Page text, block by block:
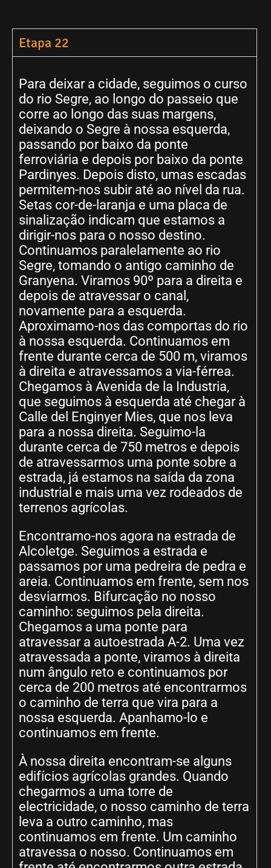
Etapa 22
Para deixar a cidade, seguimos o curso
do rio Segre, ao longo do passeio que
corre ao longo das suas margens,
deixando o Segre à nossa esquerda,
passando por baixo da ponte
ferroviária e depois por baixo da ponte
Pardinyes. Depois disto, umas escadas
permitem-nos subir até ao nível da rua.
Setas cor-de-laranja e uma placa de
sinalização indicam que estamos a
dirigir-nos para o nosso destino.
Continuamos paralelamente ao rio
Segre, tomando o antigo caminho de
Granyena. Viramos 90º para a direita e
depois de atravessar o canal,
novamente para a esquerda.
Aproximamo-nos das comportas do rio
à nossa esquerda. Continuamos em
frente durante cerca de 500 m, viramos
à direita e atravessamos a via-férrea.
Chegamos à Avenida de la Industria,
que seguimos à esquerda até chegar à
Calle del Enginyer Mies, que nos leva
para a nossa direita. Seguimo-la
durante cerca de 750 metros e depois
de atravessarmos uma ponte sobre a
estrada, já estamos na saída da zona
industrial e mais uma vez rodeados de
terrenos agrícolas.
Encontramo-nos agora na estrada de
Alcoletge. Seguimos a estrada e
passamos por uma pedreira de pedra e
areia. Continuamos em frente, sem nos
desviarmos. Bifurcação no nosso
caminho: seguimos pela direita.
Chegamos a uma ponte para
atravessar a autoestrada A-2. Uma vez
atravessada a ponte, viramos à direita
num ângulo reto e continuamos por
cerca de 200 metros até encontrarmos
o caminho de terra que vira para a
nossa esquerda. Apanhamo-lo e
continuamos em frente.
À nossa direita encontram-se alguns
edifícios agrícolas grandes. Quando
chegarmos a uma torre de
electricidade, o nosso caminho de terra
leva a outro caminho, mas
continuamos em frente. Um caminho
atravessa o nosso. Continuamos em